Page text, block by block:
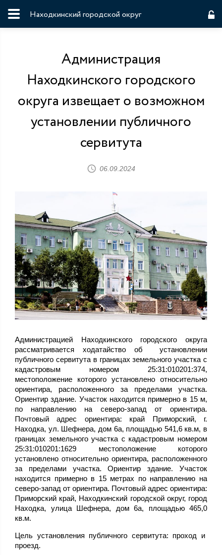
Находкинский городской округ
Администрация
Находкинского городского
округа извещает о возможном
установлении публичного
сервитута
06.09.2024
Администрацией Находкинского городского округа
рассматривается ходатайство об установлении
публичного сервитута в границах земельного участка с
кадастровым номером 25:31:010201:374,
местоположение которого установлено относительно
ориентира, расположенного за пределами участка.
Ориентир здание. Участок находится примерно в 15 м,
по направлению на северо-запад от ориентира.
Почтовый адрес ориентира: край Приморский, г.
Находка, ул. Шефнера, дом 6а, площадью 541,6 кв.м, в
границах земельного участка с кадастровым номером
25:31:010201:1629 местоположение которого
установлено относительно ориентира, расположенного
за пределами участка. Ориентир здание. Участок
находится примерно в 15 метрах по направлению на
северо-запад от ориентира. Почтовый адрес ориентира:
Приморский край, Находкинский городской округ, город
Находка, улица Шефнера, дом 6а, площадью 465,0
кв.м.
Цель установления публичного сервитута: проход и
проезд.